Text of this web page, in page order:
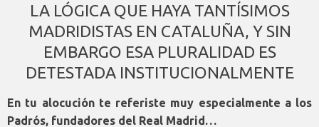
LA LÓGICA QUE HAYA TANTÍSIMOS
MADRIDISTAS EN CATALUÑA, Y SIN
EMBARGO ESA PLURALIDAD ES
DETESTADA INSTITUCIONALMENTE
En tu alocución te referiste muy especialmente a los
Padrós, fundadores del Real Madrid…